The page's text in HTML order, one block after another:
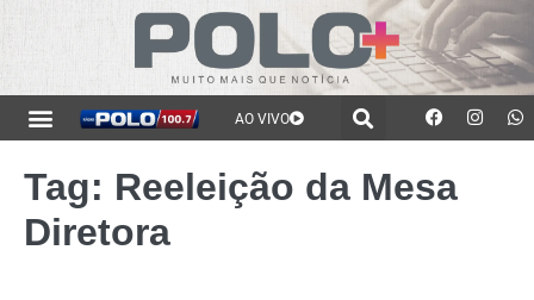
AO VIVO
Tag: Reeleição da Mesa
Diretora